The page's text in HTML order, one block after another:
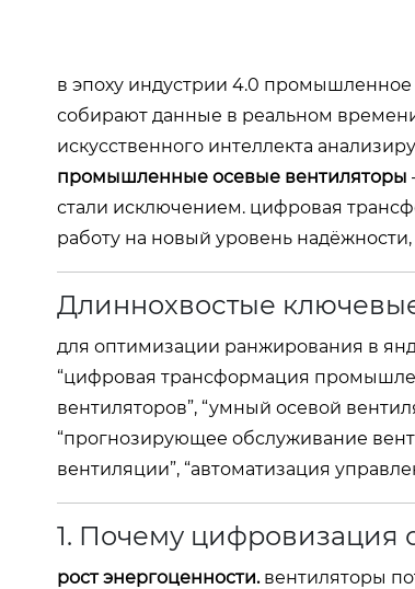
в эпоху индустрии 4.0 промышленное
собирают данные в реальном
искусственного интеллекта
промышленные осевые вентиляторы
стали исключением. цифровая
работу на новый уровень
Длиннохвостые
для оптимизации ранжирования в
“цифровая трансформация
вентиляторов”, “умный осевой
“прогнозирующее обслуживание
вентиляции”, “автоматизация
1. Почему цифровизация
рост энергоценности.вентиляторы